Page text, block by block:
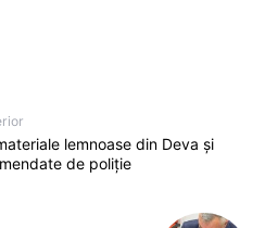
lemnoase din Deva și
de poliție